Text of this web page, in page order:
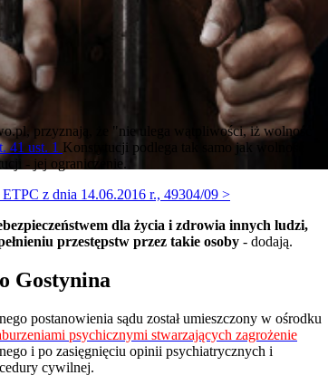
przyznają, że "nie ulega wątpliwości, iż wolność
41 ust. 1 Konstytucji podlega tak samo jak wolność
- jej ograniczenie.
z dnia 14.06.2016 r., 49304/09 >
dla życia i zdrowia innych ludzi,
przestępstw przez takie osoby - dodają.
Gostynina
postanowienia sądu został umieszczony w ośrodku
psychicznymi stwarzających zagrożenie
i po zasięgnięciu opinii psychiatrycznych i
cywilnej.